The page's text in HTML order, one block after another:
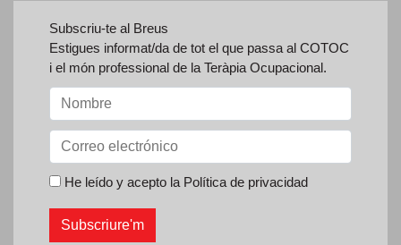
Subscriu-te al Breus
Estigues informat/da de tot el que passa al COTOC
i el món professional de la Teràpia Ocupacional.
He leído y acepto la Política de privacidad